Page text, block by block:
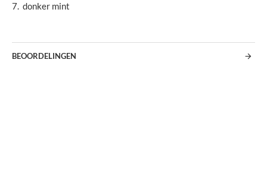
7. donker mint
BEOORDELINGEN